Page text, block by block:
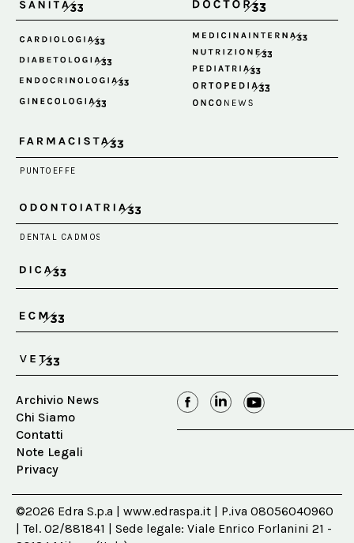
Archivio News
Chi Siamo
Contatti
Note Legali
Privacy
©2026 Edra S.p.a | www.edraspa.it | P.iva 08056040960
| Tel. 02/881841 | Sede legale: Viale Enrico Forlanini 21 -